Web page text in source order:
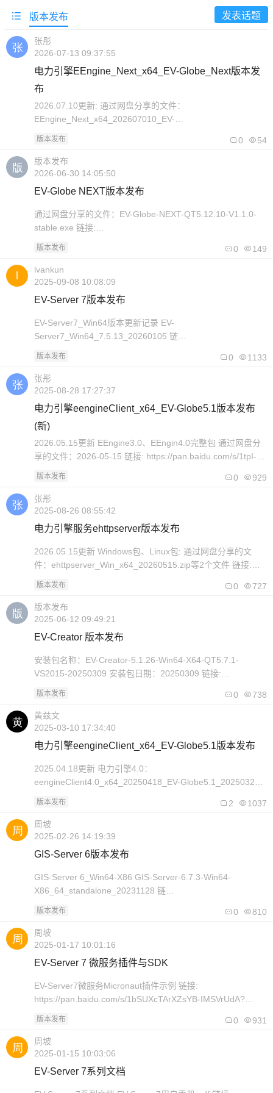
版本发布 发表话题
张彤
2026-07-13 09:37:55
电力引擎EEngine_Next_x64_EV-Globe_Next版本发
布
2026.07.10更新: 通过网盘分享的文件：
EEngine_Next_x64_202607010_EV-
https://pan.baidu.com/s/13mxPF36z86Gi6cYSszZvaA 提取
码: a7k4..
版本发布 0 54
版本发布
2026-06-30 14:05:50
EV-Globe NEXT版本发布
通过网盘分享的文件：EV-Globe-NEXT-QT5.12.10-V1.1.0-
stable.exe 链接:
地图/场景渲染核心能力..
版本发布 0 149
lvankun
2025-09-08 10:08:09
EV-Server 7版本发布
EV-Server7_Win64版本更新记录 EV-
Server7_Win64_7.5.13_20260105 链
EV-Se..
版本发布 0 1133
张彤
2025-08-28 17:27:37
电力引擎eengineClient_x64_EV-Globe5.1版本发布
(新)
2026.05.15更新 EEngine3.0、EEngin4.0完整包 通过网盘分
享的文件：2026-05-15 链接: https://pan.baidu.com/s/1tpI-
说明20..
版本发布 0 929
张彤
2025-08-26 08:55:42
电力引擎服务ehttpserver版本发布
2026.05.15更新 Windows包、Linux包: 通过网盘分享的文
件：ehttpserver_Win_x64_20260515.zip等2个文件 链接:
pwd=dnec 提取码: dnec 2026.03.20更新 Windows包、Linux
包: 通..
版本发布 0 727
版本发布
2025-06-12 09:49:21
EV-Creator 版本发布
安装包名称：EV-Creator-5.1.26-Win64-X64-QT5.7.1-
VS2015-20250309 安装包日期：20250309 链接:
版本发布 0 738
黄兹文
2025-03-10 17:34:40
电力引擎eengineClient_x64_EV-Globe5.1版本发布
2025.04.18更新 电力引擎4.0：
eengineClient4.0_x64_20250418_EV-Globe5.1_20250328
ev_globe:EV-Globe-Client-5.1-..
版本发布 2 1037
周坡
2025-02-26 14:19:39
GIS-Server 6版本发布
GIS-Server 6_Win64-X86 GIS-Server-6.7.3-Win64-
X86_64_standalone_20231128 链
=====================================..
版本发布 0 810
周坡
2025-01-17 10:01:16
EV-Server 7 微服务插件与SDK
EV-Server7微服务Micronaut插件示例 链接:
https://pan.baidu.com/s/1bSUXcTArXZsYB-IMSVrUdA?
版本发布 0 931
周坡
2025-01-15 10:03:06
EV-Server 7系列文档